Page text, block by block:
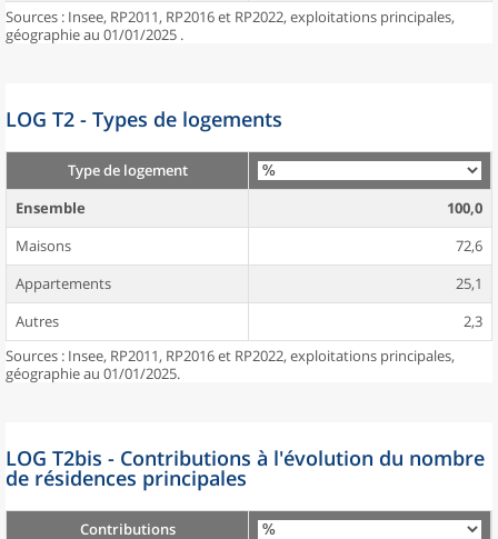
Sources : Insee, RP2011, RP2016 et RP2022, exploitations principales,
géographie au 01/01/2025 .
LOG T2 - Types de logements
Type de logement
Ensemble
100,0
Maisons
72,6
Appartements
25,1
Autres
2,3
Sources : Insee, RP2011, RP2016 et RP2022, exploitations principales,
géographie au 01/01/2025.
LOG T2bis - Contributions à l'évolution du nombre
de résidences principales
Contributions